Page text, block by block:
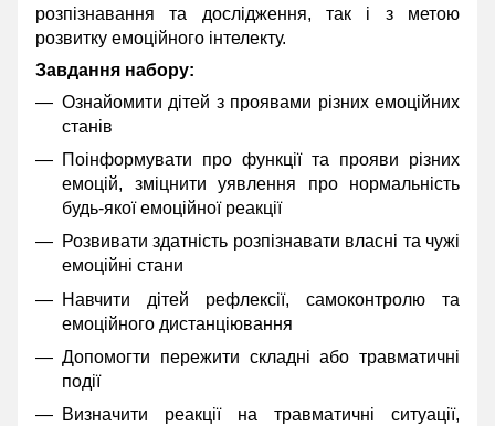
розпізнавання та дослідження, так і з метою
розвитку емоційного інтелекту.
Завдання набору:
Ознайомити дітей з проявами різних емоційних
станів
Поінформувати про функції та прояви різних
емоцій, зміцнити уявлення про нормальність
будь-якої емоційної реакції
Розвивати здатність розпізнавати власні та чужі
емоційні стани
Навчити дітей рефлексії, самоконтролю та
емоційного дистанціювання
Допомогти пережити складні або травматичні
події
Визначити реакції на травматичні ситуації,